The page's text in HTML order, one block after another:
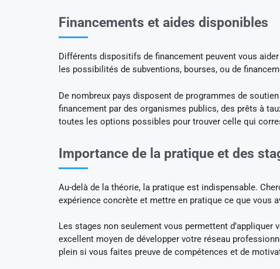
Financements et aides disponibles
Différents dispositifs de financement peuvent vous
les possibilités de subventions, bourses, ou de
De nombreux pays disposent de programmes de
financement par des organismes publics, des prêts à
toutes les options possibles pour trouver celle qui
Importance de la pratique et des
Au-delà de la théorie, la pratique est indispensable.
expérience concrète et mettre en pratique ce que vous
Les stages non seulement vous permettent
excellent moyen de développer votre réseau
plein si vous faites preuve de compétences et de